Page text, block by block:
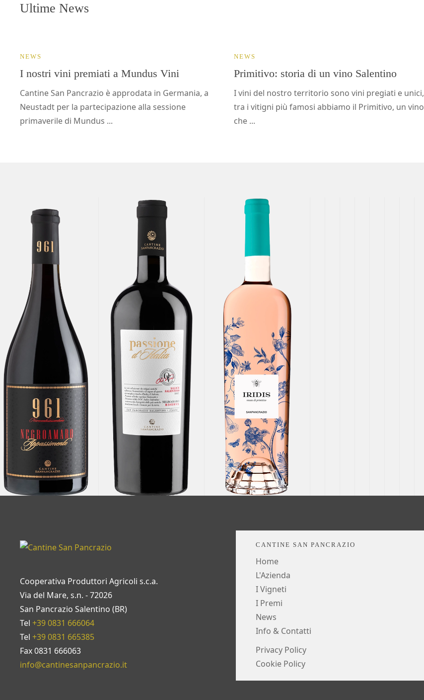
Ultime News
NEWS
I nostri vini premiati a Mundus Vini
Cantine San Pancrazio è approdata in Germania, a
Neustadt per la partecipazione alla sessione
primaverile di Mundus ...
NEWS
Primitivo: storia di un vino Salentino
I vini del nostro territorio sono vini pregiati e unici,
tra i vitigni più famosi abbiamo il Primitivo, un vino
che ...
Cooperativa Produttori Agricoli s.c.a.
Via del Mare, s.n. - 72026
San Pancrazio Salentino (BR)
Tel +39 0831 666064
Tel +39 0831 665385
Fax 0831 666063
info@cantinesanpancrazio.it
CANTINE SAN PANCRAZIO
Home
L'Azienda
I Vigneti
I Premi
News
Info & Contatti
Privacy Policy
Cookie Policy